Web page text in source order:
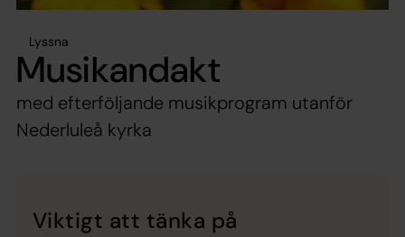
Lyssna
Musikandakt
med efterföljande musikprogram utanför
Nederluleå kyrka
Viktigt att tänka på